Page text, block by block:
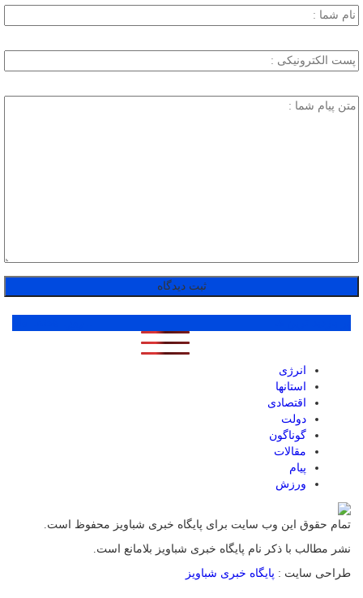
انرژی
استانها
اقتصادی
دولت
گوناگون
مقالات
پیام
ورزش
تمام حقوق این وب سایت برای پایگاه خبری شباویز محفوظ است.
نشر مطالب با ذکر نام پایگاه خبری شباویز بلامانع است.
طراحی سایت : پایگاه خبری شباویز